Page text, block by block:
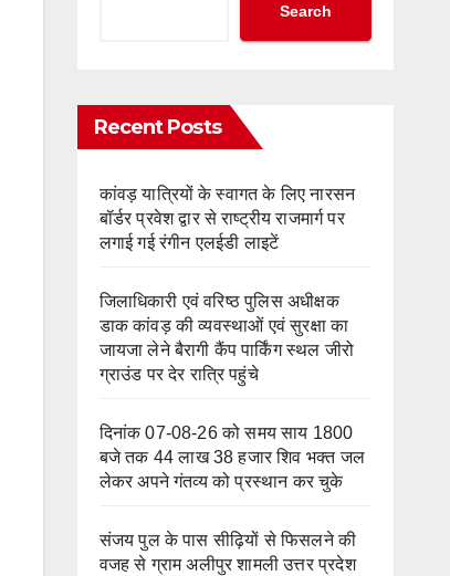
Search
Recent Posts
कांवड़ यात्रियों के स्वागत के लिए नारसन
बॉर्डर प्रवेश द्वार से राष्ट्रीय राजमार्ग पर
लगाई गई रंगीन एलईडी लाइटें
जिलाधिकारी एवं वरिष्ठ पुलिस अधीक्षक
डाक कांवड़ की व्यवस्थाओं एवं सुरक्षा का
जायजा लेने बैरागी कैंप पार्किंग स्थल जीरो
ग्राउंड पर देर रात्रि पहुंचे
दिनांक 07-08-26 को समय साय 1800
बजे तक 44 लाख 38 हजार शिव भक्त जल
लेकर अपने गंतव्य को प्रस्थान कर चुके
संजय पुल के पास सीढ़ियों से फिसलने की
वजह से ग्राम अलीपुर शामली उत्तर प्रदेश